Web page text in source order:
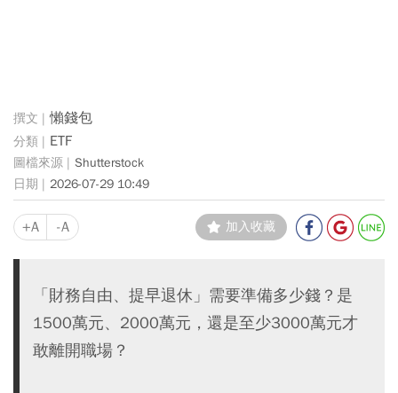
懶錢包
ETF
Shutterstock
2026-07-29 10:49
+A -A 加入收藏
「財務自由、提早退休」需要準備多少錢？是
1500萬元、2000萬元，還是至少3000萬元才
敢離開職場？